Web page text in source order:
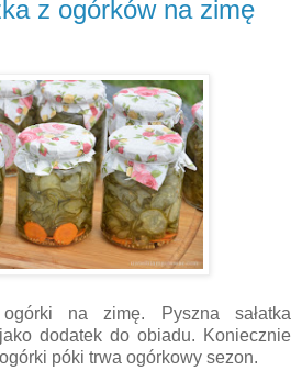
z ogórków na zimę
na zimę. Pyszna sałatka
dodatek do obiadu. Koniecznie
póki trwa ogórkowy sezon.